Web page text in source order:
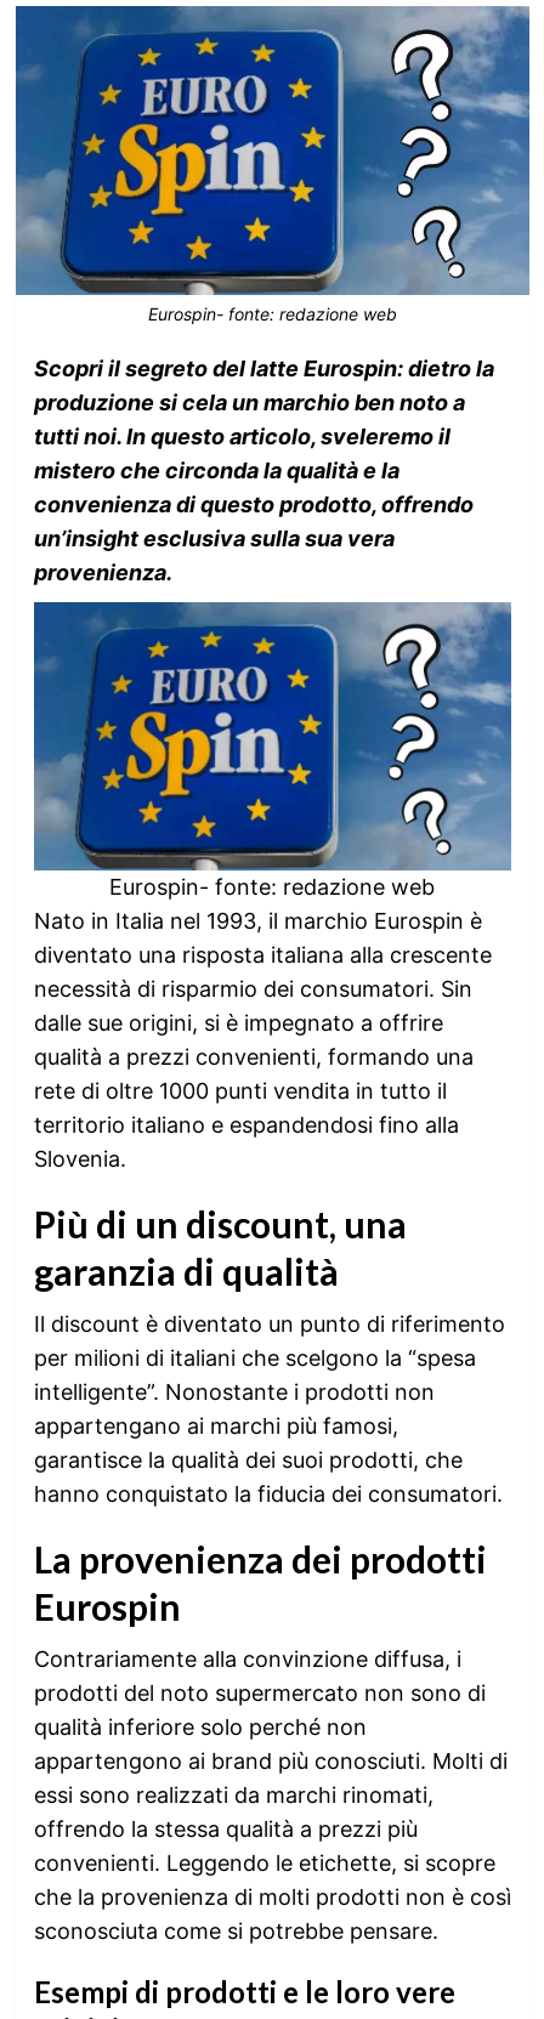
Eurospin- fonte: redazione web
Scopri il segreto del latte Eurospin: dietro la
produzione si cela un marchio ben noto a
tutti noi. In questo articolo, sveleremo il
mistero che circonda la qualità e la
convenienza di questo prodotto, offrendo
un’insight esclusiva sulla sua vera
provenienza.
Eurospin- fonte: redazione web
Nato in Italia nel 1993, il marchio Eurospin è
diventato una risposta italiana alla crescente
necessità di risparmio dei consumatori. Sin
dalle sue origini, si è impegnato a offrire
qualità a prezzi convenienti, formando una
rete di oltre 1000 punti vendita in tutto il
territorio italiano e espandendosi fino alla
Slovenia.
Più di un discount, una
garanzia di qualità
Il discount è diventato un punto di riferimento
per milioni di italiani che scelgono la “spesa
intelligente”. Nonostante i prodotti non
appartengano ai marchi più famosi,
garantisce la qualità dei suoi prodotti, che
hanno conquistato la fiducia dei consumatori.
La provenienza dei prodotti
Eurospin
Contrariamente alla convinzione diffusa, i
prodotti del noto supermercato non sono di
qualità inferiore solo perché non
appartengono ai brand più conosciuti. Molti di
essi sono realizzati da marchi rinomati,
offrendo la stessa qualità a prezzi più
convenienti. Leggendo le etichette, si scopre
che la provenienza di molti prodotti non è così
sconosciuta come si potrebbe pensare.
Esempi di prodotti e le loro vere